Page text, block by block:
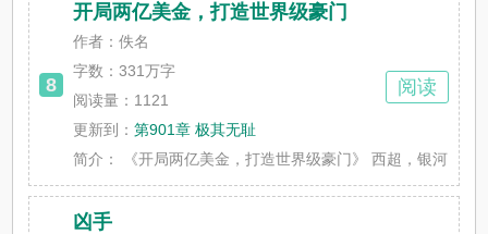
8
开局两亿美金，打造世界级豪门
作者：佚名
字数：331万字
阅读量：1121
更新到：第901章 极其无耻
简介：
《开局两亿美金，打造世界级豪门》 西超，银河闪烁
阅读
凶手